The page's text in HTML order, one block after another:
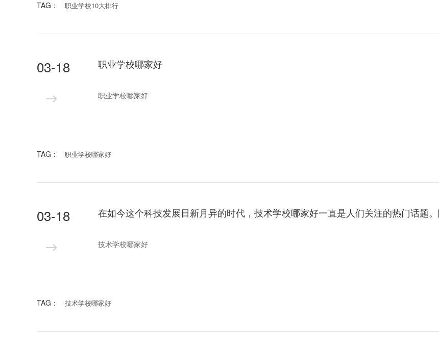
TAG： 职业学校10大排行
03-18 职业学校哪家好
职业学校哪家好
TAG： 职业学校哪家好
03-18
技术学校哪家好
TAG： 技术学校哪家好